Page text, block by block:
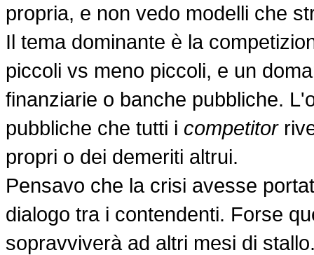
propria, e non vedo modelli che
Il tema dominante è la
piccoli vs meno piccoli, e un
finanziarie o banche pubbliche.
pubbliche che tutti i competitor
propri o dei demeriti altrui.
Pensavo che la crisi avesse
dialogo tra i contendenti. Forse
sopravviverà ad altri mesi di